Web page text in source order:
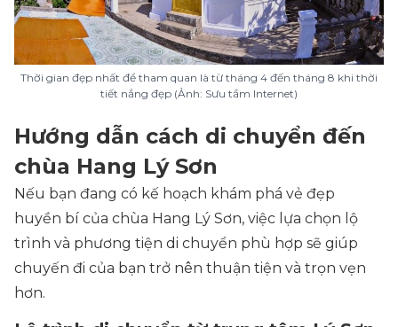
Thời gian đẹp nhất để tham quan là từ tháng 4 đến tháng 8 khi thời
tiết nắng đẹp (Ảnh: Sưu tầm Internet)
Hướng dẫn cách di chuyển đến
chùa Hang Lý Sơn
Nếu bạn đang có kế hoạch khám phá vẻ đẹp
huyền bí của chùa Hang Lý Sơn, việc lựa chọn lộ
trình và phương tiện di chuyển phù hợp sẽ giúp
chuyến đi của bạn trở nên thuận tiện và trọn vẹn
hơn.